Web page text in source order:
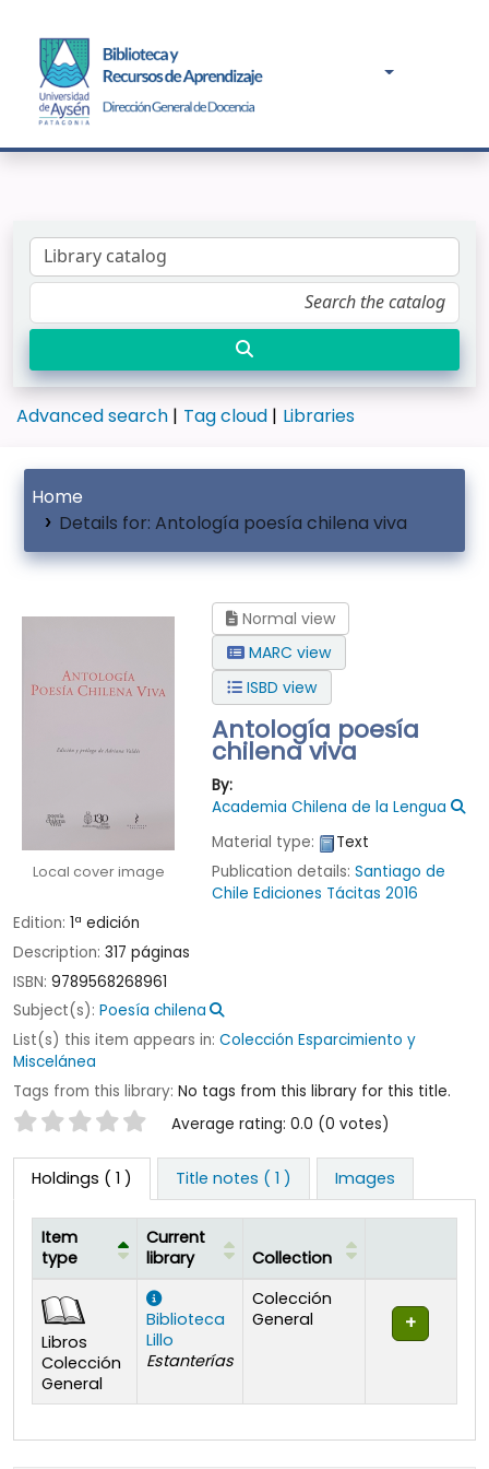
Advanced search Tag cloud Libraries
Home
Details for:Antología poesía chilena viva
Local cover image
Normal view
MARC view
ISBD view
Antología poesía
chilena viva
By:
Academia Chilena de la Lengua
Material type:
Text
Publication details:Santiago de
Chile Ediciones Tácitas 2016
Edition: 1ª edición
Description: 317 páginas
ISBN: 9789568268961
Subject(s): Poesía chilena
List(s) this item appears in: Colección Esparcimiento y
Miscelánea
Tags from this library: No tags from this library for this title.
Star ratings Average rating: 0.0 (0 votes)
Holdings ( 1 ) Title notes ( 1 ) Images
Item
type
Current
library
Collection
Libros
Colección
General
Biblioteca
Lillo
Estanterías
Colección
General